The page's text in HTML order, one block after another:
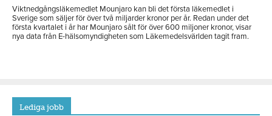
Viktnedgångsläkemedlet Mounjaro kan bli det första läkemedlet i
Sverige som säljer för över två miljarder kronor per år. Redan under det
första kvartalet i år har Mounjaro sålt för över 600 miljoner kronor, visar
nya data från E-hälsomyndigheten som Läkemedelsvärlden tagit fram.
Lediga jobb